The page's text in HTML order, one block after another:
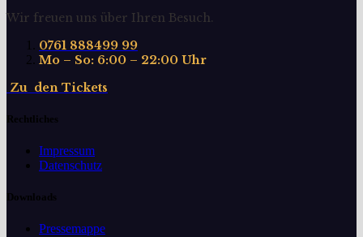
Wir freuen uns über Ihren Besuch.
0761 888499 99
Mo – So: 6:00 – 22:00 Uhr
Zu den Tickets
Rechtliches
Impressum
Datenschutz
Downloads
Pressemappe